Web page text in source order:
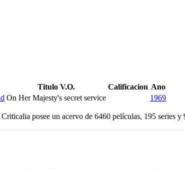
Titulo V.O. Calificacion Ano
On Her Majesty's secret service 1969
posee un acervo de 6460 películas, 195 series y